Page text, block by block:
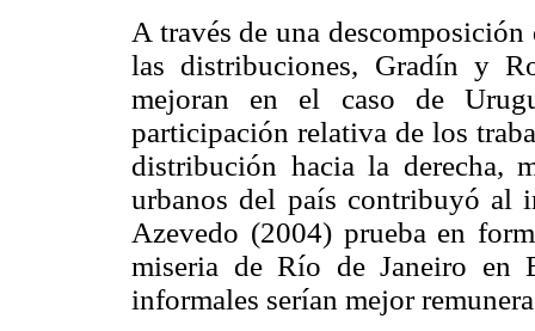
A través de una
las distribuciones, Gradín y
mejoran en el caso de
participación relativa de los
distribución hacia la derecha,
urbanos del país contribuyó al
Azevedo (2004) prueba en
miseria de Río de Janeiro en
informales serían mejor